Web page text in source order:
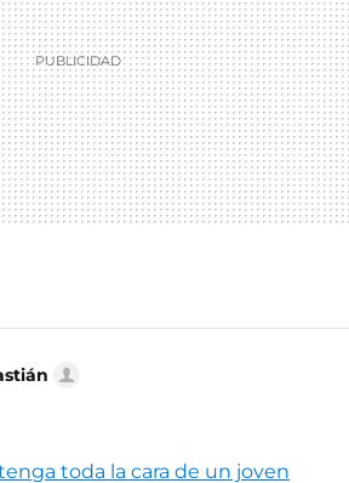
toda la cara de un joven